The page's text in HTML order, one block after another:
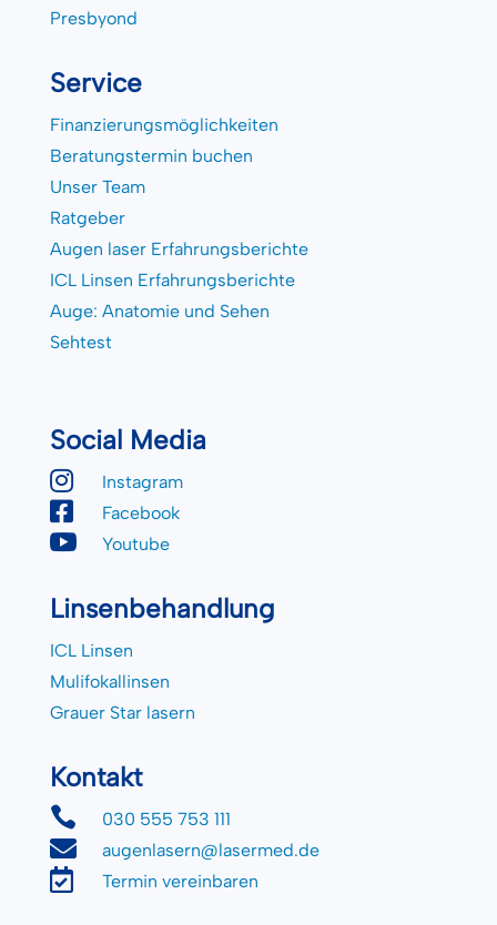
Presbyond
Service
Finanzierungsmöglichkeiten
Beratungstermin buchen
Unser Team
Ratgeber
Augen laser Erfahrungsberichte
ICL Linsen Erfahrungsberichte
Auge: Anatomie und Sehen
Sehtest
Social Media
 Instagram
 Facebook
 Youtube
Linsenbehandlung
ICL Linsen
Mulifokallinsen
Grauer Star lasern
Kontakt
 030 555 753 111
 augenlasern@lasermed.de
 Termin vereinbaren